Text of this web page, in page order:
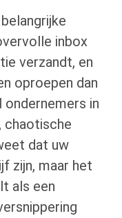
inbox
verzandt, en
oproepen dan
in
chaotische
dat uw
zijn, maar het
als een